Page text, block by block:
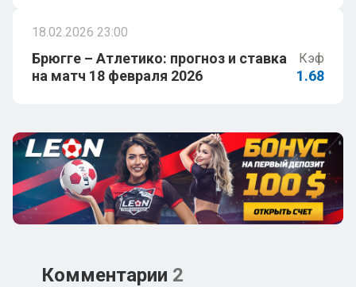
18.02.2026 23:00
Брюгге – Атлетико: прогноз и ставка
на матч 18 февраля 2026
Кэф
1.68
Комментарии 2